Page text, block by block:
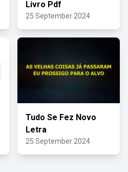
Livro Pdf
25 September 2024
Tudo Se Fez Novo
Letra
25 September 2024